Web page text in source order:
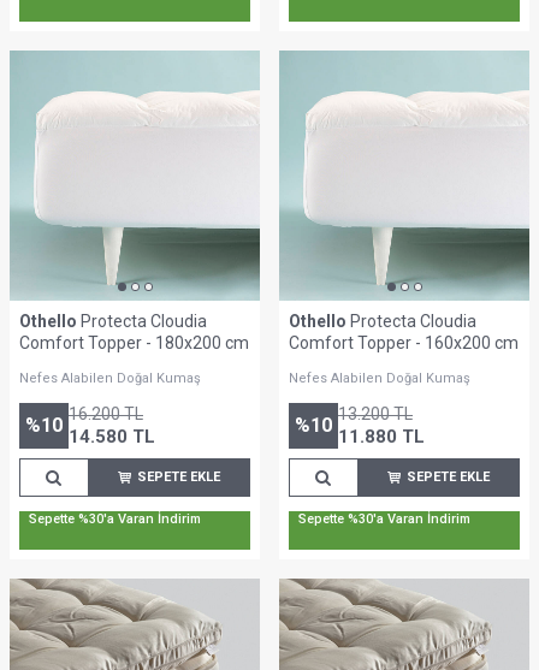
Othello Protecta Cloudia
Comfort Topper - 180x200 cm
Nefes Alabilen Doğal Kumaş
%10 16.200TL
14.580 TL
SEPETE EKLE
Sepette %30'a Varan İndirim
Othello Protecta Cloudia
Comfort Topper - 160x200 cm
Nefes Alabilen Doğal Kumaş
%10 13.200TL
11.880 TL
SEPETE EKLE
Sepette %30'a Varan İndirim